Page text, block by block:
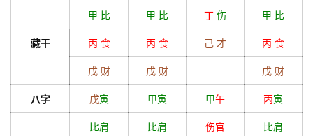
页
藏干
甲 比 甲 比 丁 伤 甲 比
丙 食 丙 食 己 才 丙 食
戊 财 戊 财 戊 财
八字 戊寅 甲寅 甲午 丙寅
比肩 比肩 伤官 比肩